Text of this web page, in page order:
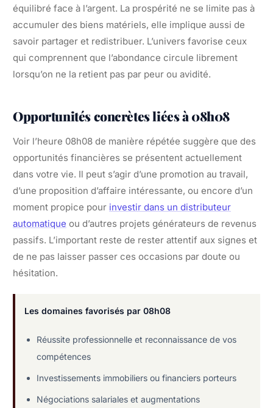
équilibré face à l’argent. La prospérité ne se limite pas à
accumuler des biens matériels, elle implique aussi de
savoir partager et redistribuer. L’univers favorise ceux
qui comprennent que l’abondance circule librement
lorsqu’on ne la retient pas par peur ou avidité.
Opportunités concrètes liées à 08h08
Voir l’heure 08h08 de manière répétée suggère que des
opportunités financières se présentent actuellement
dans votre vie. Il peut s’agir d’une promotion au travail,
d’une proposition d’affaire intéressante, ou encore d’un
moment propice pour investir dans un distributeur
automatique ou d’autres projets générateurs de revenus
passifs. L’important reste de rester attentif aux signes et
de ne pas laisser passer ces occasions par doute ou
hésitation.
Les domaines favorisés par 08h08
Réussite professionnelle et reconnaissance de vos
compétences
Investissements immobiliers ou financiers porteurs
Négociations salariales et augmentations